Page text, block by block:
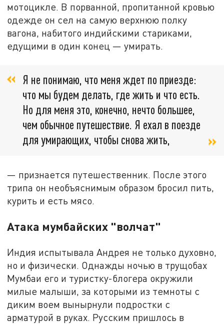
мотоцикле. В порванной, пропитанной кровью
одежде он сел на самую верхнюю полку
вагона, набитого индийскими стариками,
едущими в один конец — умирать.
Я не понимаю, что меня ждет по приезде:
что мы будем делать, где жить и что есть.
Но для меня это, конечно, нечто большее,
чем обычное путешествие. Я ехал в поезде
для умирающих, чтобы снова жить,
— признается путешественник. После этого
трипа он необъяснимым образом бросил пить,
курить и есть мясо.
Атака мумбайских "волчат"
Индия испытывала Андрея не только духовно,
но и физически. Однажды ночью в трущобах
Мумбаи его и туристку-блогера окружили
милые малыши, за которыми из темноты с
диким воем вынырнули подростки с
арматурой в руках. Русским пришлось в